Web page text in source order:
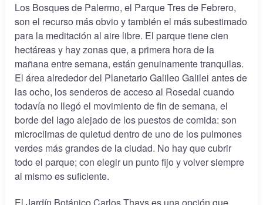
Los Bosques de Palermo, el Parque Tres de Febrero,
son el recurso más obvio y también el más subestimado
para la meditación al aire libre. El parque tiene cien
hectáreas y hay zonas que, a primera hora de la
mañana entre semana, están genuinamente tranquilas.
El área alrededor del Planetario Galileo Galilei antes de
las ocho, los senderos de acceso al Rosedal cuando
todavía no llegó el movimiento de fin de semana, el
borde del lago alejado de los puestos de comida: son
microclimas de quietud dentro de uno de los pulmones
verdes más grandes de la ciudad. No hay que cubrir
todo el parque; con elegir un punto fijo y volver siempre
al mismo es suficiente.